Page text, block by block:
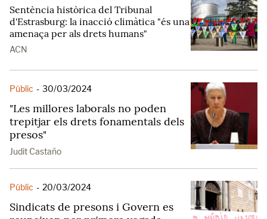
Sentència històrica del Tribunal
d'Estrasburg: la inacció climàtica "és una
amenaça per als drets humans"
ACN
Públic - 30/03/2024
"Les millores laborals no poden
trepitjar els drets fonamentals dels
presos"
Judit Castaño
Públic - 20/03/2024
Sindicats de presons i Govern es